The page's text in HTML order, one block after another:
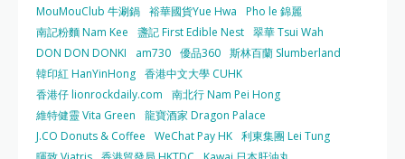
MouMouClub 牛涮鍋 裕華國貨Yue Hwa
Pho le 錦麗
南記粉麵 Nam Kee
盞記 First Edible Nest 翠華 Tsui Wah
DON DON DONKI
am730 優品360 斯林百蘭 Slumberland
韓印紅 HanYinHong 香港中文大學 CUHK
香港仔 lionrockdaily.com
南北行 Nam Pei Hong
維特健靈 Vita Green
龍寶酒家 Dragon Palace
J.CO Donuts & Coffee
WeChat Pay HK 利東集團 Lei Tung